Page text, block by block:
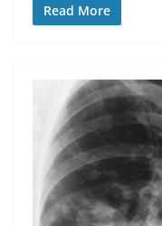
Read More